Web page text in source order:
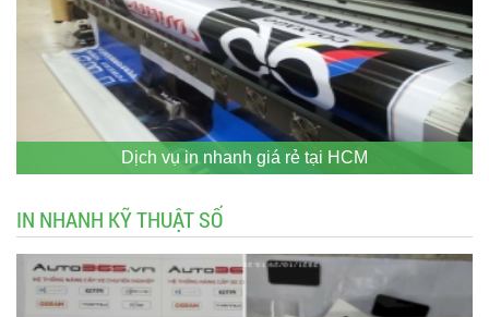
Dịch vụ in nhanh giá rẻ tại HCM
IN NHANH KỸ THUẬT SỐ